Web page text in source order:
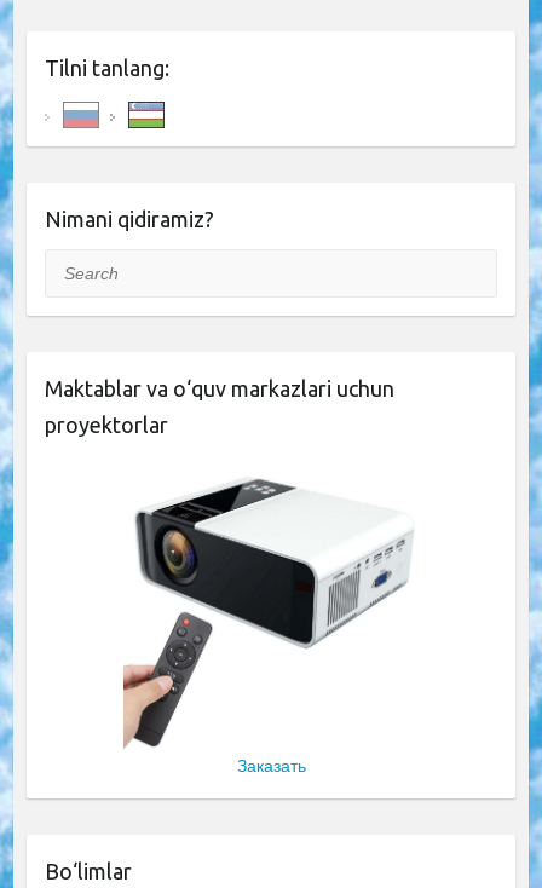
Tilni tanlang:
Nimani qidiramiz?
Search
Maktablar va o‘quv markazlari uchun
proyektorlar
Заказать
Bo‘limlar